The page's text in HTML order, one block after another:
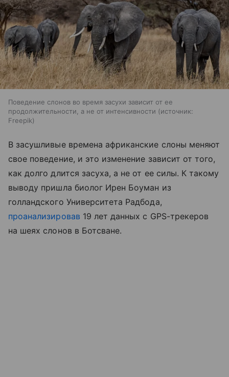
Поведение слонов во время засухи зависит от ее
продолжительности, а не от интенсивности
источник:
Freepik
В засушливые времена африканские слоны меняют
свое поведение, и это изменение зависит от того,
как долго длится засуха, а не от ее силы. К такому
выводу пришла биолог Ирен Боуман из
голландского Университета Радбода,
проанализировав 19 лет данных с GPS-трекеров
на шеях слонов в Ботсване.